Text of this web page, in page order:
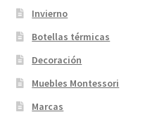
Invierno
Botellas térmicas
Decoración
Muebles Montessori
Marcas